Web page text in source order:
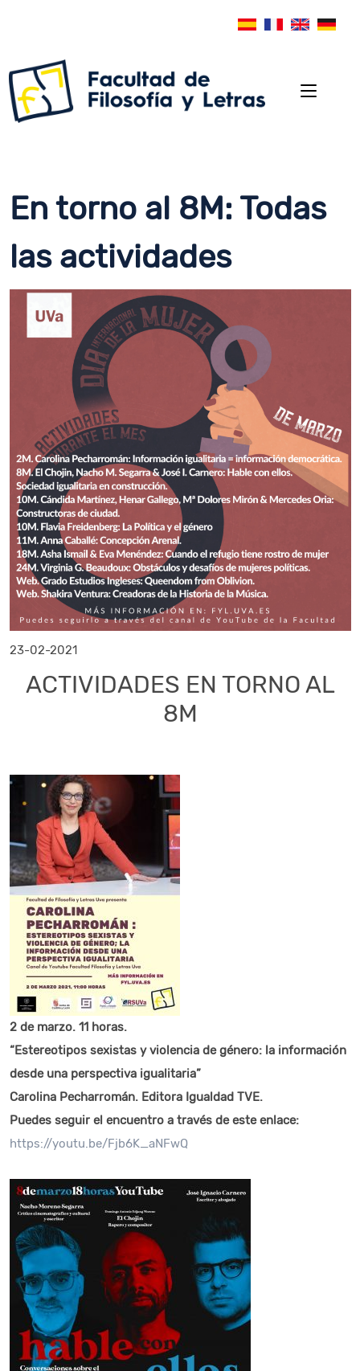
En torno al 8M: Todas
las actividades
23-02-2021
ACTIVIDADES EN TORNO AL
8M
2 de marzo. 11 horas.
“Estereotipos sexistas y violencia de género: la información
desde una perspectiva igualitaria”
Carolina Pecharromán. Editora Igualdad TVE.
Puedes seguir el encuentro a través de este enlace:
https://youtu.be/Fjb6K_aNFwQ